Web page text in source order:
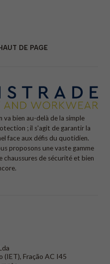
DE PAGE
va bien au-delà de la simple
; il s'agit de garantir la
face aux défis du quotidien.
proposons une vaste gamme
chaussures de sécurité et bien
(IET), Fração AC I45